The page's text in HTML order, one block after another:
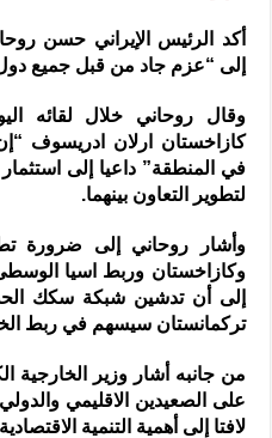
أكد الرئيس الإيراني حسن
إلى “عزم جاد من قبل جميع
وقال روحاني خلال لقائه
كازاخستان ارلان ادريسوف
في المنطقة” داعيا إلى استثمار
لتطوير التعاون بينهما.
وأشار روحاني إلى ضرورة
وكازاخستان وربط اسيا
إلى أن تدشين شبكة سكك
تركمانستان سيسهم في ربط
من جانبه أشار وزير الخارجية
على الصعيدين الاقليمي
لافتا إلى أهمية التنمية